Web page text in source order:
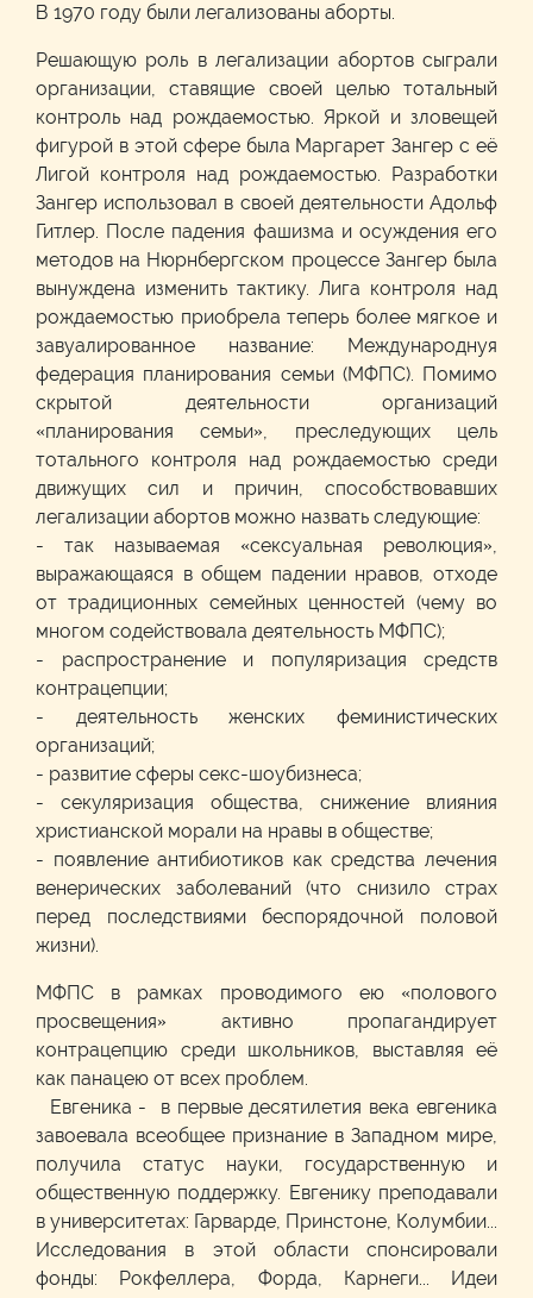
В 1970 году были легализованы аборты.
Решающую роль в легализации абортов сыграли
организации, ставящие своей целью тотальный
контроль над рождаемостью. Яркой и зловещей
фигурой в этой сфере была Маргарет Зангер с её
Лигой контроля над рождаемостью. Разработки
Зангер использовал в своей деятельности Адольф
Гитлер. После падения фашизма и осуждения его
методов на Нюрнбергском процессе Зангер была
вынуждена изменить тактику. Лига контроля над
рождаемостью приобрела теперь более мягкое и
завуалированное название: Международнуя
федерация планирования семьи (МФПС). Помимо
скрытой деятельности организаций
«планирования семьи», преследующих цель
тотального контроля над рождаемостью среди
движущих сил и причин, способствовавших
легализации абортов можно назвать следующие:
- так называемая «сексуальная революция»,
выражающаяся в общем падении нравов, отходе
от традиционных семейных ценностей (чему во
многом содействовала деятельность МФПС);
- распространение и популяризация средств
контрацепции;
- деятельность женских феминистических
организаций;
- развитие сферы секс-шоубизнеса;
- секуляризация общества, снижение влияния
христианской морали на нравы в обществе;
- появление антибиотиков как средства лечения
венерических заболеваний (что снизило страх
перед последствиями беспорядочной половой
жизни).
МФПС в рамках проводимого ею «полового
просвещения» активно пропагандирует
контрацепцию среди школьников, выставляя её
как панацею от всех проблем.
Евгеника - в первые десятилетия века евгеника
завоевала всеобщее признание в Западном мире,
получила статус науки, государственную и
общественную поддержку. Евгенику преподавали
в университетах: Гарварде, Принстоне, Колумбии...
Исследования в этой области спонсировали
фонды: Рокфеллера, Форда, Карнеги... Идеи